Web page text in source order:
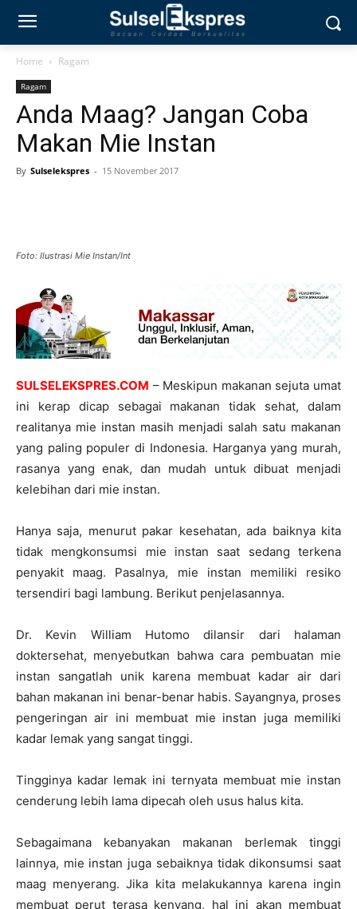
Home Ragam
Ragam
Anda Maag? Jangan Coba
Makan Mie Instan
By Sulselekspres - 15 November 2017
Foto: Ilustrasi Mie Instan/Int
SULSELEKSPRES.COM – Meskipun makanan sejuta umat
ini kerap dicap sebagai makanan tidak sehat, dalam
realitanya mie instan masih menjadi salah satu makanan
yang paling populer di Indonesia. Harganya yang murah,
rasanya yang enak, dan mudah untuk dibuat menjadi
kelebihan dari mie instan.
Hanya saja, menurut pakar kesehatan, ada baiknya kita
tidak mengkonsumsi mie instan saat sedang terkena
penyakit maag. Pasalnya, mie instan memiliki resiko
tersendiri bagi lambung. Berikut penjelasannya.
Dr. Kevin William Hutomo dilansir dari halaman
doktersehat, menyebutkan bahwa cara pembuatan mie
instan sangatlah unik karena membuat kadar air dari
bahan makanan ini benar-benar habis. Sayangnya, proses
pengeringan air ini membuat mie instan juga memiliki
kadar lemak yang sangat tinggi.
Tingginya kadar lemak ini ternyata membuat mie instan
cenderung lebih lama dipecah oleh usus halus kita.
Sebagaimana kebanyakan makanan berlemak tinggi
lainnya, mie instan juga sebaiknya tidak dikonsumsi saat
maag menyerang. Jika kita melakukannya karena ingin
membuat perut terasa kenyang, hal ini akan membuat